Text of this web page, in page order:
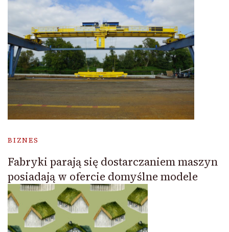
BIZNES
Fabryki parają się dostarczaniem maszyn
posiadają w ofercie domyślne modele